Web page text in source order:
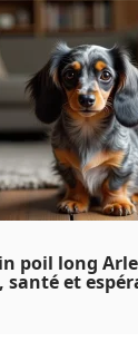
poil long
santé et